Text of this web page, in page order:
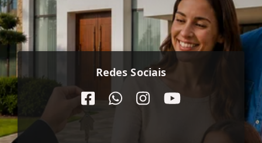
Redes Sociais